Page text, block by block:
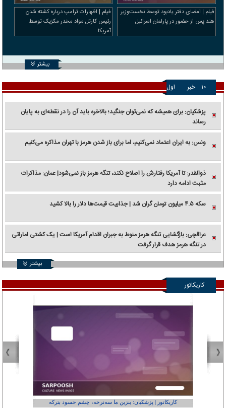
فیلم | امضای دفتر یادبود توسط نخست‌وزیر
هند پس از حضور در پارلمان اسرائیل
فیلم | اظهارات ترامپ درباره کشته شدن
رئیس کارتل مواد مخدر مکزیک توسط
آمریکا
بیشتر
۱۰ خبر اول
پزشکیان: برای همیشه که نمی‌توان جنگید؛ بالاخره باید آن را در نقطه‌ای به پایان
رساند
ونس: به ایران اعتماد نمی‌کنیم، اما برای باز شدن هرمز با تهران مذاکره می‌کنیم
ذوالقدر: تا آمریکا رفتارش را اصلاح نکند، تنگه هرمز باز نمی‌شود| عمان: مذاکرات
مثبت ادامه دارد
سکه ۴.۵ میلیون تومان گران شد | جذابیت قیمت‌ها دلار را بالا کشید
عراقچی: بازگشایی تنگه هرمز منوط به جبران اقدام آمریکا است | یک کشتی اماراتی
در تنگه هرمز هدف قرار گرفت
بیشتر
کاریکاتور
کاریکاتور | پزشکیان: بنزین ما سه‌نرخه، چشم حسود بترکه